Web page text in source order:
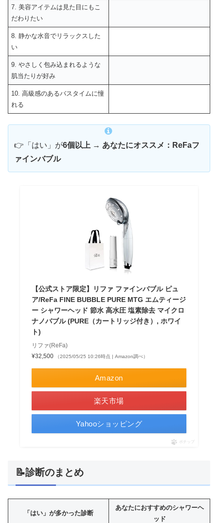
7. 美容アイテムは見た目にもこ
だわりたい
8. 静かな水音でリラックスした
い
9. やさしく包み込まれるような
肌当たりが好み
10. 高級感のあるバスタイムに憧
れる
👉「はい」が6個以上 → あなたにオススメ：ReFaフ
ァインバブル
【公式ストア限定】リファ ファインバブル ピュ
ア/ReFa FINE BUBBLE PURE MTG エムティージ
ー シャワーヘッド 節水 高水圧 塩素除去 マイクロ
ナノバブル (PURE（カートリッジ付き）, ホワイ
ト)
リファ(ReFa)
¥32,500
（2025/05/25 10:26時点 | Amazon調べ）
Amazon
楽天市場
Yahooショッピング
ポチップ
📝診断のまとめ
「はい」が多かった診断
あなたにおすすめのシャワーヘ
ッド